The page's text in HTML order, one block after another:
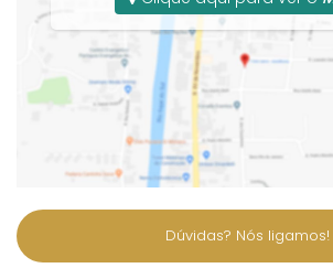
Dúvidas? Nós ligamos!